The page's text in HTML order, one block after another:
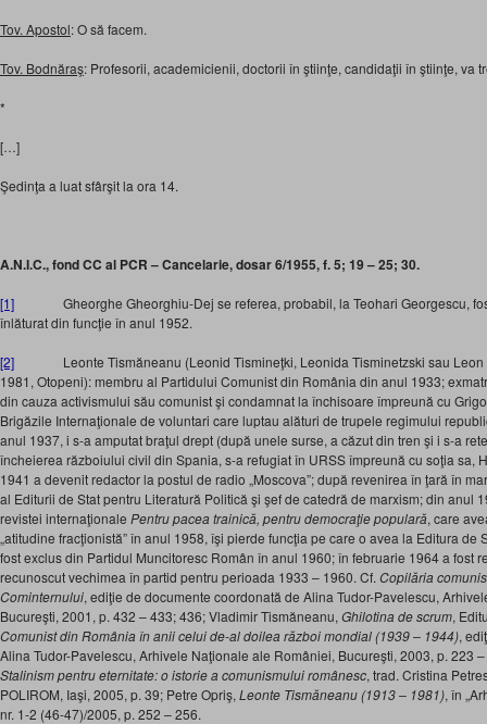
Tov. Apostol: O să facem.
Tov. Bodnăraş: Profesorii, academicienii, doctorii în ştiinţe, candidaţii în ştiinţe, va
*
[…]
Şedinţa a luat sfârşit la ora 14.
A.N.I.C., fond CC al PCR – Cancelarie, dosar 6/1955, f. 5; 19 – 25; 30.
[1] Gheorghe Gheorghiu-Dej se referea, probabil, la Teohari Georgescu,
înlăturat din funcţie în anul 1952.
[2] Leonte Tismăneanu (Leonid Tismineţki, Leonida Tisminetzski sau Leon
1981, Otopeni): membru al Partidului Comunist din România din anul 1933;
din cauza activismului său comunist şi condamnat la închisoare împreună cu
Brigăzile Internaţionale de voluntari care luptau alături de trupele regimului
anul 1937, i s-a amputat braţul drept (după unele surse, a căzut din tren şi i s-a
încheierea războiului civil din Spania, s-a refugiat în URSS împreună cu soţia sa,
1941 a devenit redactor la postul de radio „Moscova”; după revenirea în ţară în
al Editurii de Stat pentru Literatură Politică şi şef de catedră de marxism; din anul
revistei internaţionale Pentru pacea trainică, pentru democraţie populară, care
„atitudine fracţionistă” în anul 1958, îşi pierde funcţia pe care o avea la Editura de
fost exclus din Partidul Muncitoresc Român în anul 1960; în februarie 1964 a fost
recunoscut vechimea în partid pentru perioada 1933 – 1960. Cf. Copilăria
Cominternului, ediţie de documente coordonată de Alina Tudor-Pavelescu,
Bucureşti, 2001, p. 432 – 433; 436; Vladimir Tismăneanu, Ghilotina de scrum,
Comunist din România în anii celui de-al doilea război mondial (1939 – 1944),
Alina Tudor-Pavelescu, Arhivele Naţionale ale României, Bucureşti, 2003, p. 223
Stalinism pentru eternitate: o istorie a comunismului românesc, trad. Cristina
POLIROM, Iaşi, 2005, p. 39; Petre Opriş, Leonte Tismăneanu (1913 – 1981), în
nr. 1-2 (46-47)/2005, p. 252 – 256.